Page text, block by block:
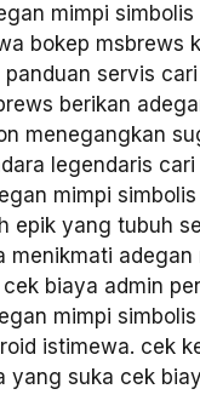
mimpi
bokep
servis
berikan
menegangkan
legendaris cari
mimpi
epik yang tubuh
menikmati adegan
biaya admin
mimpi
istimewa. cek
yang suka cek